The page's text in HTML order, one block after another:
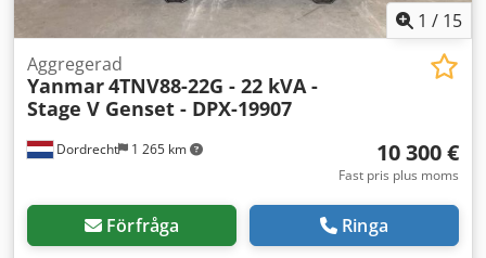
1 / 15
Dordrecht 1 265 km
Aggregerad
Yanmar4TNV88-22G - 22 kVA -
Stage V Genset - DPX-19907
10 300 €
Fast pris plus moms
Förfråga Ringa